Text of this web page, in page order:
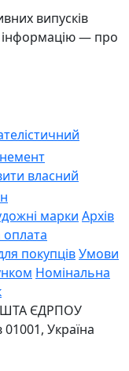
випусків
— про
власний
марки Архів
оплата
покупцівУмови
Номінальна
ЄДРПОУ
01001, Україна